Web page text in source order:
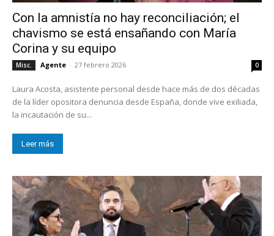
Con la amnistía no hay reconciliación; el
chavismo se está ensañando con María
Corina y su equipo
Misc. Agente - 27 febrero 2026 0
Laura Acosta, asistente personal desde hace más de dos décadas
de la líder opositora denuncia desde España, donde vive exiliada,
la incautación de su...
Leer más